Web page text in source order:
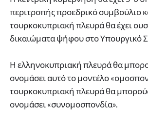
περιτροπής προεδρικό συμβούλιο
τουρκοκυπριακή πλευρά θα έχει
δικαιώματα ψήφου στο Υπουργικό
Η ελληνοκυπριακή πλευρά θα
ονομάσει αυτό το μοντέλο
τουρκοκυπριακή πλευρά θα
ονομάσει «συνομοσπονδία».